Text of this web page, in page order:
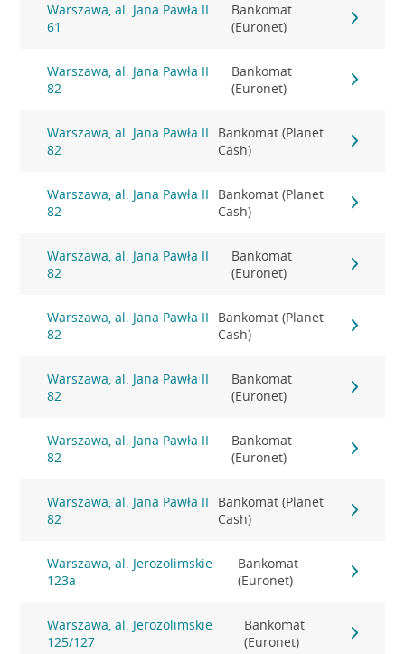
Warszawa, al. Jana Pawła II
61
Bankomat
(Euronet)
Warszawa, al. Jana Pawła II
82
Bankomat
(Euronet)
Warszawa, al. Jana Pawła II
82
Bankomat (Planet
Cash)
Warszawa, al. Jana Pawła II
82
Bankomat (Planet
Cash)
Warszawa, al. Jana Pawła II
82
Bankomat
(Euronet)
Warszawa, al. Jana Pawła II
82
Bankomat (Planet
Cash)
Warszawa, al. Jana Pawła II
82
Bankomat
(Euronet)
Warszawa, al. Jana Pawła II
82
Bankomat
(Euronet)
Warszawa, al. Jana Pawła II
82
Bankomat (Planet
Cash)
Warszawa, al. Jerozolimskie
123a
Bankomat
(Euronet)
Warszawa, al. Jerozolimskie
125/127
Bankomat
(Euronet)